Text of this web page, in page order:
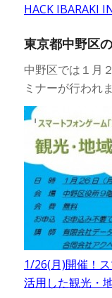
HACK IBARAKI
東京都中野区
中野区では１月
ミナーが行われ
1/26(月)開催！
活用した観光・